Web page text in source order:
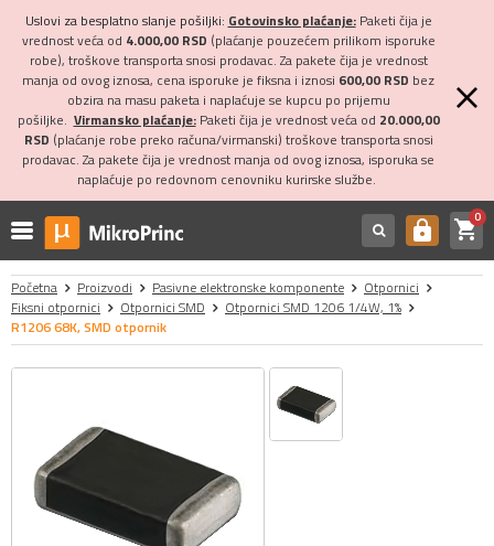
Uslovi za besplatno slanje pošiljki: Gotovinsko plaćanje:Paketi čija je
vrednost veća od 4.000,00 RSD (plaćanje pouzećem prilikom isporuke
robe), troškove transporta snosi prodavac. Za pakete čija je vrednost
manja od ovog iznosa, cena isporuke je fiksna i iznosi 600,00 RSD bez
obzira na masu paketa i naplaćuje se kupcu po prijemu
pošiljke. Virmansko plaćanje:Paketi čija je vrednost veća od 20.000,00
RSD (plaćanje robe preko računa/virmanski) troškove transporta snosi
prodavac. Za pakete čija je vrednost manja od ovog iznosa, isporuka se
naplaćuje po redovnom cenovniku kurirske službe.
https shopping_cart0
Početna Proizvodi Pasivne elektronske komponente
Otpornici
Fiksni otpornici
Otpornici SMD
Otpornici SMD 1206 1/4W, 1%
R1206 68K, SMD otpornik